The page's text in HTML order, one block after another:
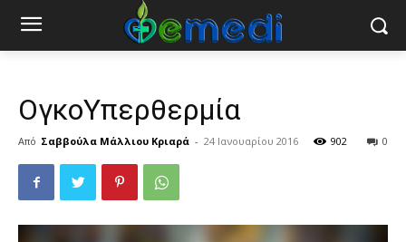
ΟγκοΥπερθερμία
Από Σαββούλα Μάλλιου Κριαρά - 24 Ιανουαρίου 2016 0
902